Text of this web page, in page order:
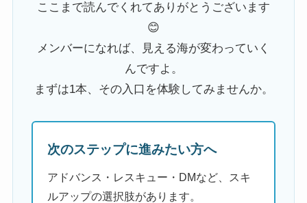
ここまで読んでくれてありがとうございます
😊
メンバーになれば、見える海が変わっていく
んですよ。
まずは1本、その入口を体験してみませんか。
次のステップに進みたい方へ
アドバンス・レスキュー・DMなど、スキ
ルアップの選択肢があります。